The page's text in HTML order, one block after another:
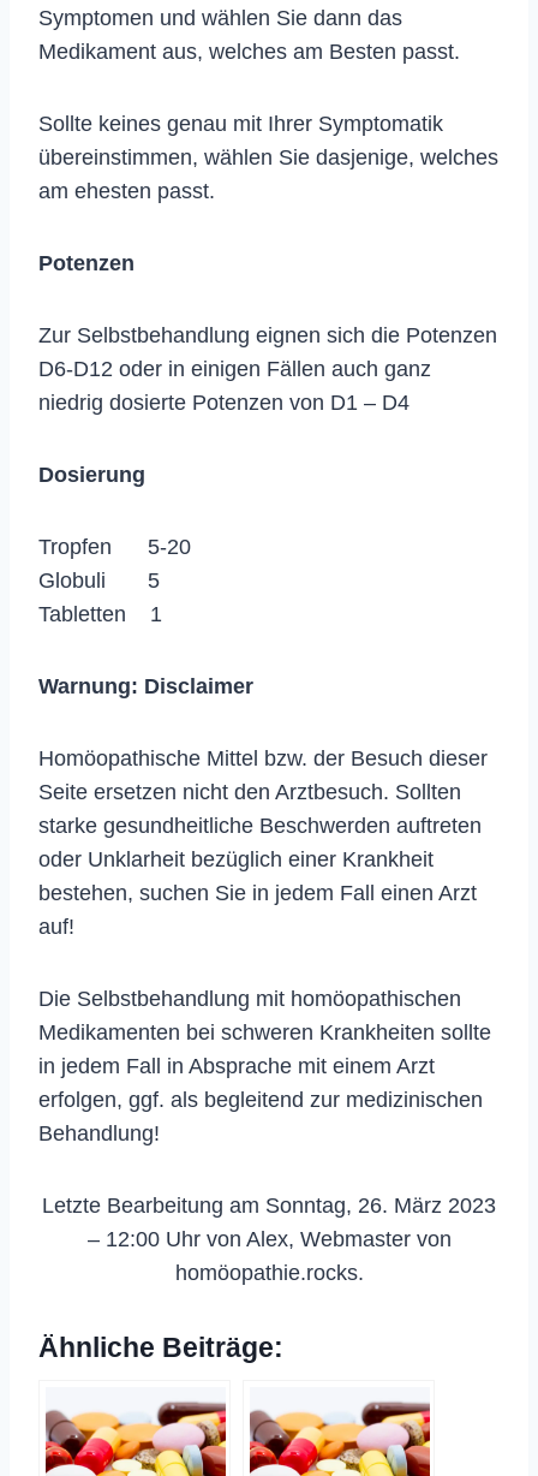
Symptomen und wählen Sie dann das
Medikament aus, welches am Besten passt.
Sollte keines genau mit Ihrer Symptomatik
übereinstimmen, wählen Sie dasjenige, welches
am ehesten passt.
Potenzen
Zur Selbstbehandlung eignen sich die Potenzen
D6-D12 oder in einigen Fällen auch ganz
niedrig dosierte Potenzen von D1 – D4
Dosierung
Tropfen 5-20
Globuli 5
Tabletten 1
Warnung: Disclaimer
Homöopathische Mittel bzw. der Besuch dieser
Seite ersetzen nicht den Arztbesuch. Sollten
starke gesundheitliche Beschwerden auftreten
oder Unklarheit bezüglich einer Krankheit
bestehen, suchen Sie in jedem Fall einen Arzt
auf!
Die Selbstbehandlung mit homöopathischen
Medikamenten bei schweren Krankheiten sollte
in jedem Fall in Absprache mit einem Arzt
erfolgen, ggf. als begleitend zur medizinischen
Behandlung!
Letzte Bearbeitung am Sonntag, 26. März 2023
– 12:00 Uhr von Alex, Webmaster von
homöopathie.rocks.
Ähnliche Beiträge: